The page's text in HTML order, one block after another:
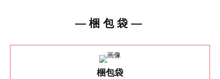
―梱包袋―
梱包袋